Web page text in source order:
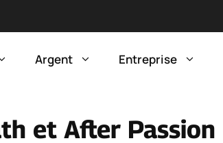
Argent Entreprise
et After Passion